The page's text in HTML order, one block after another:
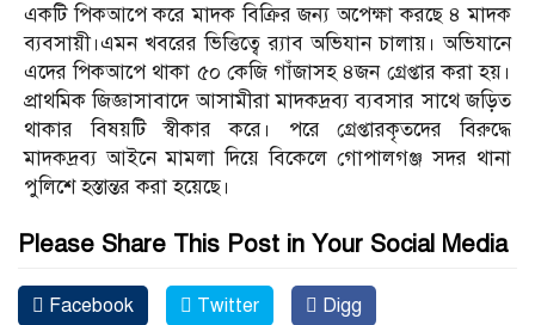
একটি পিকআপে করে মাদক বিক্রির জন্য অপেক্ষা করছে ৪ মাদক
ব্যবসায়ী।এমন খবরের ভিত্তিত্বে র‌্যাব অভিযান চালায়। অভিযানে
এদের পিকআপে থাকা ৫০ কেজি গাঁজাসহ ৪জন গ্রেপ্তার করা হয়।
প্রাথমিক জিজ্ঞাসাবাদে আসামীরা মাদকদ্রব্য ব্যবসার সাথে জড়িত
থাকার বিষয়টি স্বীকার করে। পরে গ্রেপ্তারকৃতদের বিরুদ্ধে
মাদকদ্রব্য আইনে মামলা দিয়ে বিকেলে গোপালগঞ্জ সদর থানা
পুলিশে হস্তান্তর করা হয়েছে।
Please Share This Post in Your Social Media
Facebook Twitter Digg